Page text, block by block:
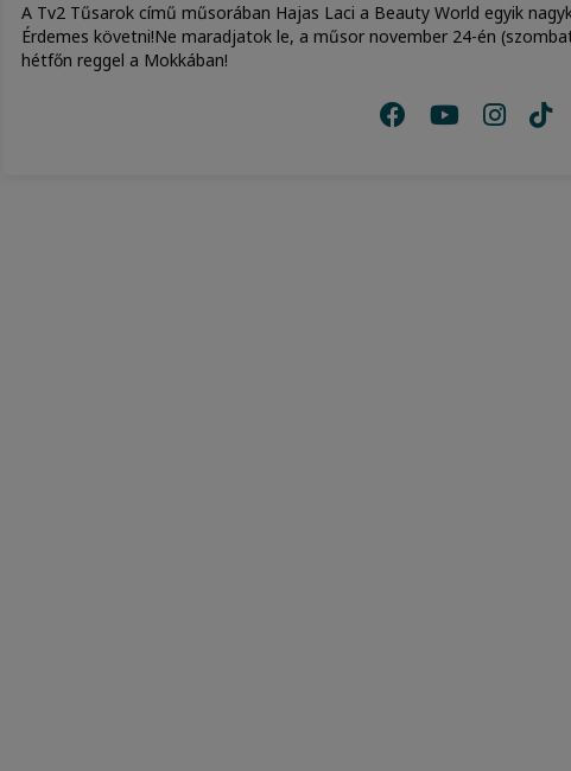
A Tv2 Tűsarok című műsorában Hajas Laci a Beauty World egyik
Érdemes követni!Ne maradjatok le, a műsor november 24-én
hétfőn reggel a Mokkában!